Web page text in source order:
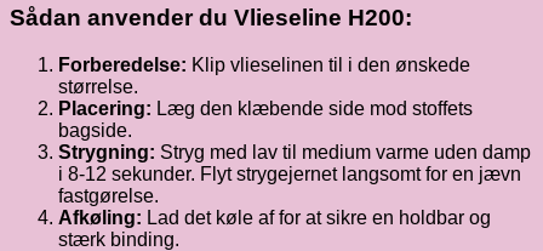
Sådan anvender du Vlieseline H200:
Forberedelse: Klip vlieselinen til i den ønskede
størrelse.
Placering: Læg den klæbende side mod stoffets
bagside.
Strygning: Stryg med lav til medium varme uden damp
i 8-12 sekunder. Flyt strygejernet langsomt for en jævn
fastgørelse.
Afkøling: Lad det køle af for at sikre en holdbar og
stærk binding.